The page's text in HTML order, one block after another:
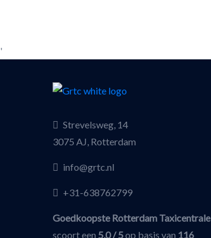
'
Strevelsweg, 14
3075 AJ, Rotterdam
info@grtc.nl
+31-638762799
Goedkoopste Rotterdam Taxicentrale
scoort een 5,0/ 5op basis van 116